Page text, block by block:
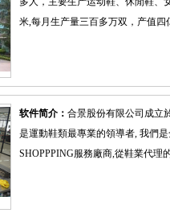
米,每月生产量三百多万双，产值
软件简介： 合景股份有限公司成立
是運動鞋類最專業的領導者, 我們
SHOPPPING服務廠商,從鞋業代理